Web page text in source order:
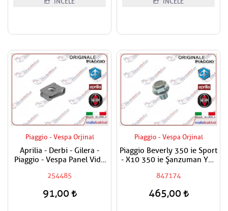
Piaggio - Vespa Orjinal
Aprilia - Derbi - Gilera -
Piaggio - Vespa Panel Vida
254485
91,00
Piaggio - Vespa Orjinal
Piaggio Beverly 350 ie Sport
- X10 350 ie Şanzuman Yağ
847174
465,00